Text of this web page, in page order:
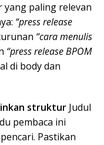
yang paling relevan
“press release
“cara menulis
“press release BPOM
di body dan
struktur Judul
pembaca ini
Pastikan